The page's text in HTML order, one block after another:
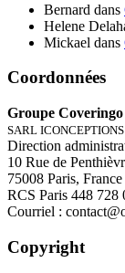
Bernard dans
Helene
Mickael dans
Coordonnées
Groupe Coveringo
SARL ICONCEPTIONS
Direction
10 Rue de
75008 Paris, France
RCS Paris 448 728
Courriel :
Copyright